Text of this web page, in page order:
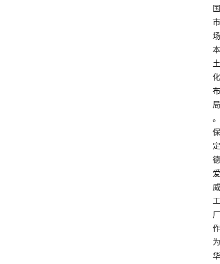
国
市
场
本
土
化
布
局
。
保
定
德
爱
威
工
厂
作
为
华